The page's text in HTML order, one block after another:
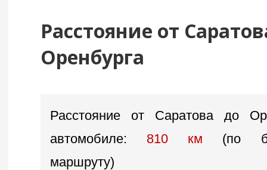
Расстояние от
Оренбурга
Расстояние от Саратова до
автомобиле: 810 км (по
маршруту)